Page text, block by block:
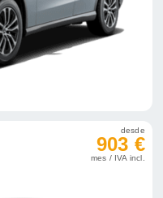
desde
903 €
mes / IVA incl.